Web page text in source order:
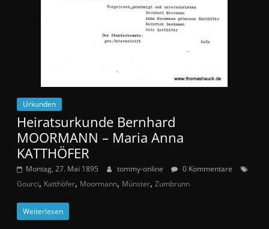
Urkunden
Heiratsurkunde Bernhard
MOORMANN – Maria Anna
KATTHÖFER
Montag, 27. Mai 1895 tommy-online
0 Kommentare
Gourci, Katthöfer, Moormann, Münster,Zumbrunn
Weiterlesen